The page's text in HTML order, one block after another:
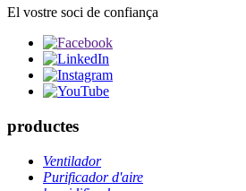
El vostre soci de confiança
productes
Ventilador
Purificador d'aire